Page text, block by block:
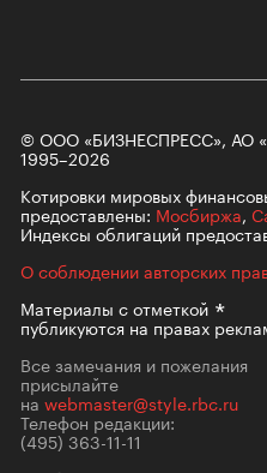
© ООО «БИЗНЕСПРЕСС», АО
1995–2026
Котировки мировых
предоставлены: Мосбиржа,
Индексы облигаций
О соблюдении авторских
Материалы сотметкой
публикуются на правах
Все замечания и пожелания
присылайте
на webmaster@style.rbc.ru
Телефон редакции:
(495) 363-11-11